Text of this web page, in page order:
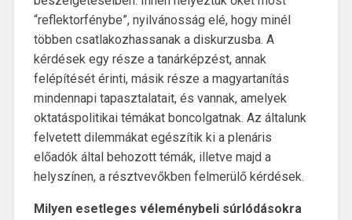
“reflektorfénybe”, nyilvánosság elé, hogy minél
többen csatlakozhassanak a diskurzusba. A
kérdések egy része a tanárképzést, annak
felépítését érinti, másik része a magyartanítás
mindennapi tapasztalatait, és vannak, amelyek
oktatáspolitikai témákat boncolgatnak. Az általunk
felvetett dilemmákat egészítik ki a plenáris
előadók által behozott témák, illetve majd a
helyszínen, a résztvevőkben felmerülő kérdések.
Milyen esetleges véleménybeli súrlódásokra